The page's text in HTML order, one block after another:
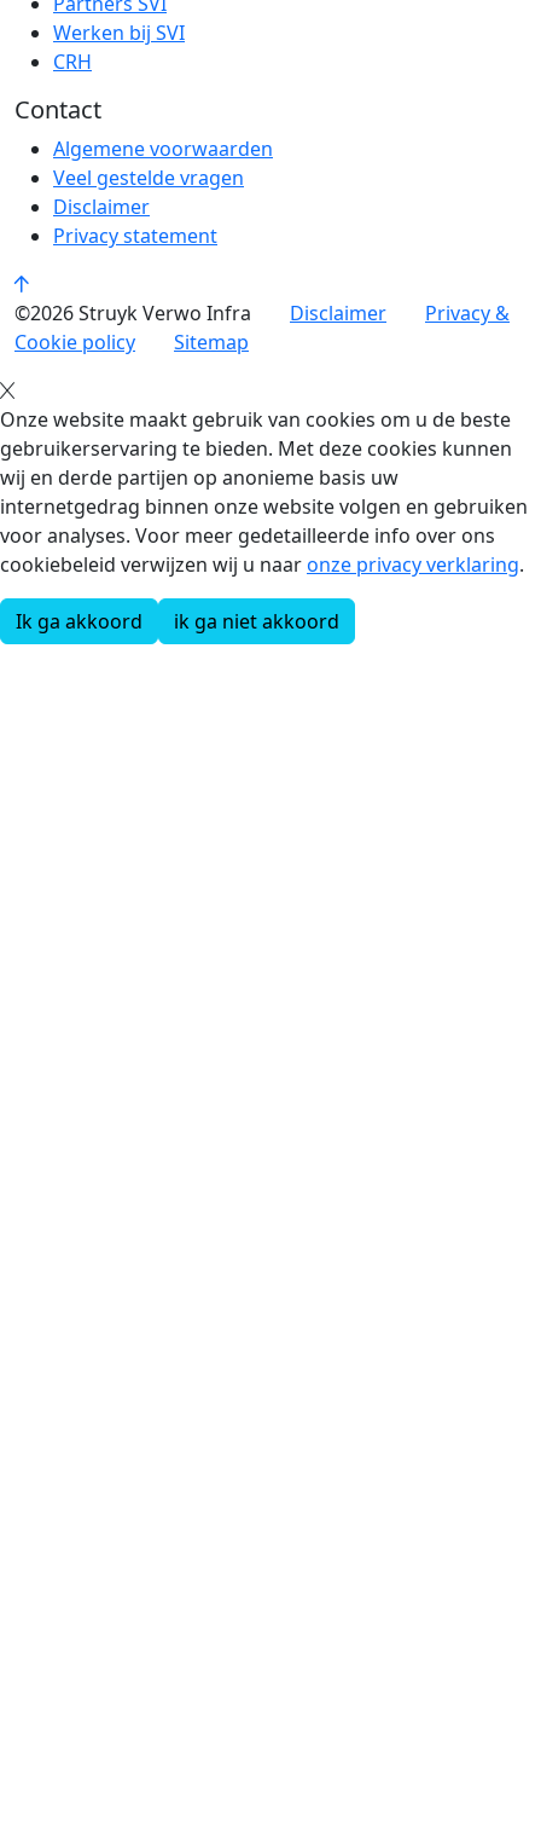
Werken bij SVI
CRH
Contact
Algemene voorwaarden
Veel gestelde vragen
Disclaimer
Privacy statement
©2026 Struyk Verwo Infra Disclaimer
Privacy &
Cookie policy
Sitemap
Onze website maakt gebruik van cookies om u de beste
gebruikerservaring te bieden. Met deze cookies kunnen
wij en derde partijen op anonieme basis uw
internetgedrag binnen onze website volgen en gebruiken
voor analyses. Voor meer gedetailleerde info over ons
cookiebeleid verwijzen wij u naaronze privacy verklaring.
Ik ga akkoord ik ga niet akkoord